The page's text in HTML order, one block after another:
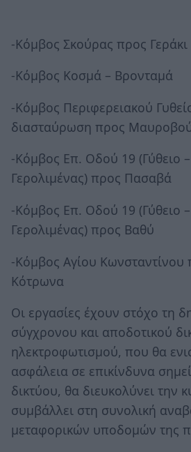
-Κόμβος Σκούρας προς Γεράκι
-Κόμβος Κοσμά – Βρονταμά
-Κόμβος Περιφερειακού
διασταύρωση προς
-Κόμβος Επ. Οδού 19 (Γύθειο
Γερολιμένας) προς Πασαβά
-Κόμβος Επ. Οδού 19 (Γύθειο
Γερολιμένας) προς Βαθύ
-Κόμβος Αγίου Κωνσταντίνου
Κότρωνα
Οι εργασίες έχουν στόχο τη
σύγχρονου και αποδοτικού
ηλεκτροφωτισμού, που θα
ασφάλεια σε επικίνδυνα
δικτύου, θα διευκολύνει την
συμβάλλει στη συνολική
μεταφορικών υποδομών της